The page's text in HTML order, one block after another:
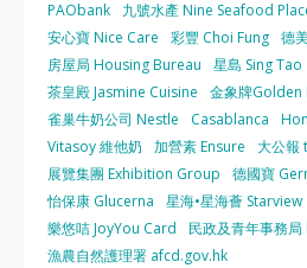
PAObank
九號水產 Nine Seafood
安心寶 Nice Care
彩豐 Choi Fung 德
房屋局 Housing Bureau
星島 Sing Tao
茶皇殿 Jasmine Cuisine
金象牌Golden
雀巢牛奶公司 Nestle
Casablanca
Vitasoy 維他奶
加營素 Ensure
大公報
展覽集團 Exhibition Group
德國寶
怡保康 Glucerna
星海•星海薈 Starview
樂悠咭 JoyYou Card
民政及青年事務
漁農自然護理署 afcd.gov.hk